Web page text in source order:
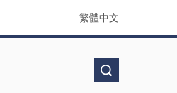
繁體中文